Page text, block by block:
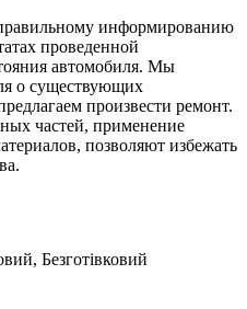
информированию
проведенной
автомобиля. Мы
о существующих
произвести ремонт.
частей, применение
позволяют избежать
Безготівковий